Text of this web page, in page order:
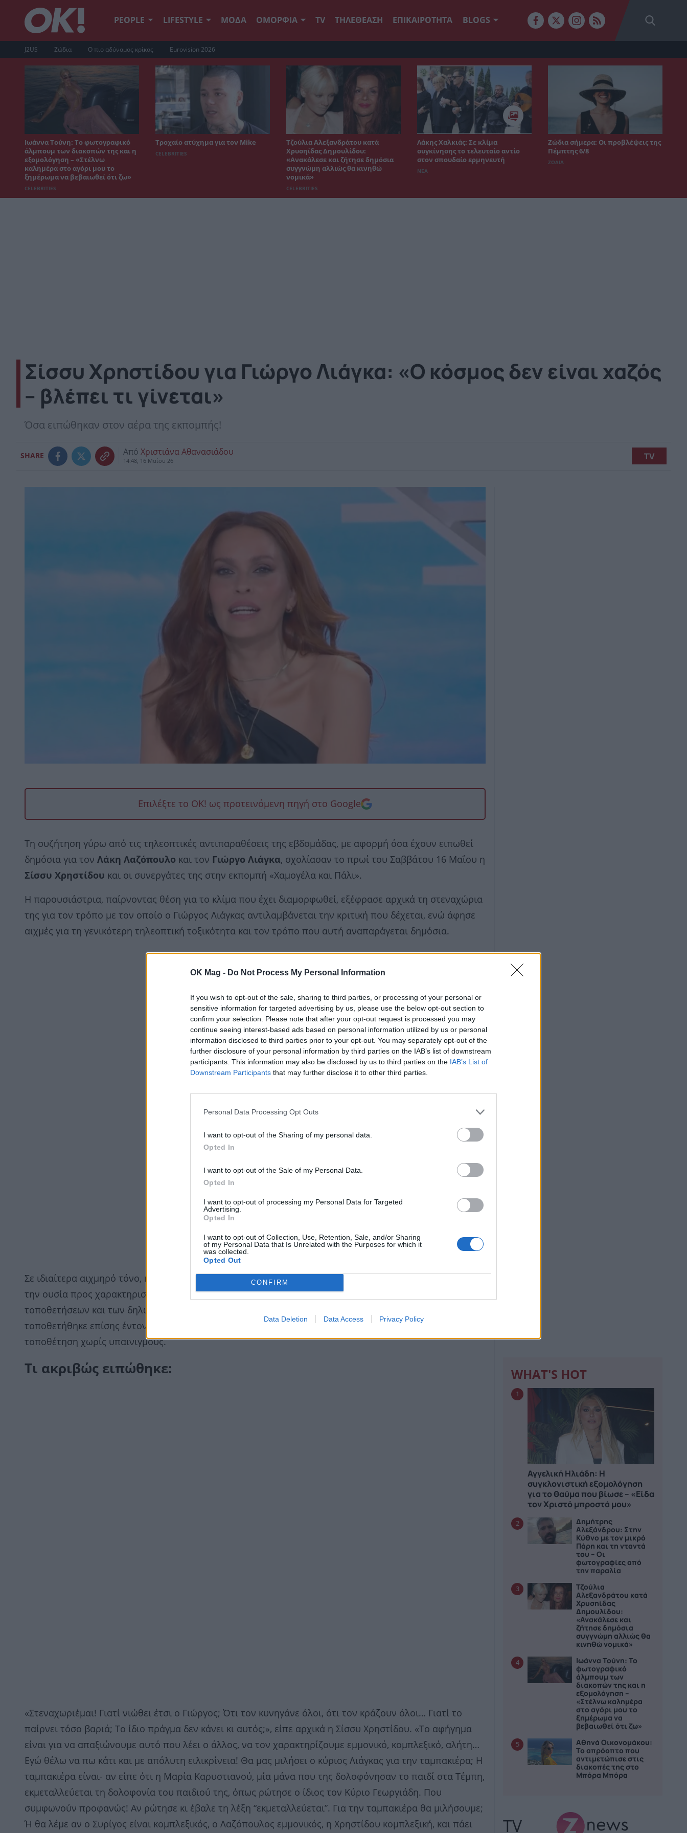
OK Mag - Do Not Process My Personal Information
If you wish to opt-out of the sale, sharing to third parties, or processing of your personal or
sensitive information for targeted advertising by us, please use the below opt-out section to
confirm your selection. Please note that after your opt-out request is processed you may
continue seeing interest-based ads based on personal information utilized by us or personal
information disclosed to third parties prior to your opt-out. You may separately opt-out of the
further disclosure of your personal information by third parties on the IAB’s list of downstream
participants. This information may also be disclosed by us to third parties on the IAB’s List of
Downstream Participants that may further disclose it to other third parties.
Personal Data Processing Opt Outs
I want to opt-out of the Sharing of my personal data.
Opted In
I want to opt-out of the Sale of my Personal Data.
Opted In
I want to opt-out of processing my Personal Data for Targeted
Advertising.
Opted In
I want to opt-out of Collection, Use, Retention, Sale, and/or Sharing
of my Personal Data that Is Unrelated with the Purposes for which it
was collected.
Opted Out
CONFIRM
Data Deletion Data Access Privacy Policy
PEOPLE LIFESTYLE ΜΟΔΑ ΟΜΟΡΦΙΑ TV ΤΗΛΕΘΕΑΣΗ ΕΠΙΚΑΙΡΟΤΗΤΑ BLOGS
J2US Ζώδια Ο πιο αδύναμος κρίκος Eurovision 2026
Ιωάννα Τούνη: Το φωτογραφικό
άλμπουμ των διακοπών της και η
εξομολόγηση – «Στέλνω
καλημέρα στο αγόρι μου το
ξημέρωμα να βεβαιωθεί ότι ζω»
CELEBRITIES
Τροχαίο ατύχημα για τον Mike
CELEBRITIES
Τζούλια Αλεξανδράτου κατά
Χρυσηίδας Δημουλίδου:
«Ανακάλεσε και ζήτησε δημόσια
συγγνώμη αλλιώς θα κινηθώ
νομικά»
CELEBRITIES
Λάκης Χαλκιάς: Σε κλίμα
συγκίνησης το τελευταίο αντίο
στον σπουδαίο ερμηνευτή
ΝΕΑ
Ζώδια σήμερα: Οι προβλέψεις της
Πέμπτης 6/8
ΖΩΔΙΑ
Σίσσυ Χρηστίδου για Γιώργο Λιάγκα: «Ο κόσμος δεν είναι χαζός
– βλέπει τι γίνεται»
Όσα ειπώθηκαν στον αέρα της εκπομπής!
SHARE Από Χριστιάνα Αθανασιάδου
14:48, 16 Μαΐου 26 TV
Επιλέξτε το OK! ως προτεινόμενη πηγή στο Google
Τη συζήτηση γύρω από τις τηλεοπτικές αντιπαραθέσεις της εβδομάδας, με αφορμή όσα έχουν ειπωθεί
δημόσια για τον Λάκη Λαζόπουλο και τον Γιώργο Λιάγκα, σχολίασαν το πρωί του Σαββάτου 16 Μαΐου η
Σίσσυ Χρηστίδου και οι συνεργάτες της στην εκπομπή «Χαμογέλα και Πάλι».
Η παρουσιάστρια, παίρνοντας θέση για το κλίμα που έχει διαμορφωθεί, εξέφρασε αρχικά τη στεναχώρια
της για τον τρόπο με τον οποίο ο Γιώργος Λιάγκας αντιλαμβάνεται την κριτική που δέχεται, ενώ άφησε
αιχμές για τη γενικότερη τηλεοπτική τοξικότητα και τον τρόπο που αυτή αναπαράγεται δημόσια.
Σε ιδιαίτερα αιχμηρό τόνο, η Σίσσυ Χρηστίδου υποστήριξε πως συχνά η συζήτηση μετατοπίζεται από
την ουσία προς χαρακτηρισμούς και προσωπικές επιθέσεις, αντί να μένει στο περιεχόμενο των
τοποθετήσεων και των δηλώσεων που προκαλούν αντιδράσεις. Παράλληλα, ο
τοποθετήθηκε επίσης έντονα, μιλώντας για «ταμπακιέρα» και ζητώντας να υπάρχει καθαρή δημόσια
τοποθέτηση χωρίς υπαινιγμούς.
Τι ακριβώς ειπώθηκε:
«Στεναχωριέμαι! Γιατί νιώθει έτσι ο Γιώργος; Ότι τον κυνηγάνε όλοι, ότι τον κράζουν όλοι… Γιατί το
παίρνει τόσο βαριά; Το ίδιο πράγμα δεν κάνει κι αυτός;», είπε αρχικά η Σίσσυ Χρηστίδου. «Το αφήγημα
είναι για να απαξιώνουμε αυτό που λέει ο άλλος, να τον χαρακτηρίζουμε εμμονικό, κομπλεξικό, αλήτη…
Εγώ θέλω να πω κάτι και με απόλυτη ειλικρίνεια! Θα μας μιλήσει ο κύριος Λιάγκας για την ταμπακιέρα; Η
ταμπακιέρα είναι- αν είπε ότι η Μαρία Καρυστιανού, μία μάνα που της δολοφόνησαν το παιδί στα Τέμπη,
εκμεταλλεύεται τη δολοφονία του παιδιού της, όπως ρώτησε ο ίδιος τον Κύριο Γεωργιάδη. Που
συμφωνούν προφανώς! Αν ρώτησε κι έβαλε τη λέξη “εκμεταλλεύεται”. Για την ταμπακιέρα θα μιλήσουμε;
Ή θα λέμε αν ο Συρίγος είναι κομπλεξικός, ο Λαζόπουλος εμμονικός, η Χρηστίδου κομπλεξική, και πάει
WHAT'S HOT
1
Αγγελική Ηλιάδη: Η
συγκλονιστική εξομολόγηση
για το θαύμα που βίωσε – «Είδα
τον Χριστό μπροστά μου»
2
Δημήτρης
Αλεξάνδρου: Στην
Κύθνο με τον μικρό
Πάρη και τη νταντά
του – Οι
φωτογραφίες από
την παραλία
3
Τζούλια
Αλεξανδράτου κατά
Χρυσηίδας
Δημουλίδου:
«Ανακάλεσε και
ζήτησε δημόσια
συγγνώμη αλλιώς θα
κινηθώ νομικά»
4
Ιωάννα Τούνη: Το
φωτογραφικό
άλμπουμ των
διακοπών της και η
εξομολόγηση –
«Στέλνω καλημέρα
στο αγόρι μου το
ξημέρωμα να
βεβαιωθεί ότι ζω»
5
Αθηνά Οικονομάκου:
Το απρόοπτο που
αντιμετώπισε στις
διακοπές της στο
Μπόρα Μπόρα
TV